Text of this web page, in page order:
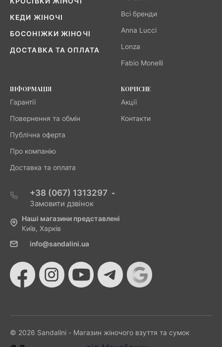
КЕДИ ЖІНОЧІ
БОСОНІЖКИ ЖІНОЧІ
ДОСТАВКА ТА ОПЛАТА
Всі бренди
Anna Lucci
Lonza
Fabio Monelli
ІНФОРМАЦІЯ
Гарантії
Повернення та обмін
Публічна оферта
Про компанію
Доставка та оплата
КОРИСНЕ
Акції
Контакти
+38 (067) 1313297
Замовити дзвінок
Наші магазини представлені
Київ, Харків
info@sandalini.ua
© 2026 Sandalini - Магазин жіночого взуття та сумок